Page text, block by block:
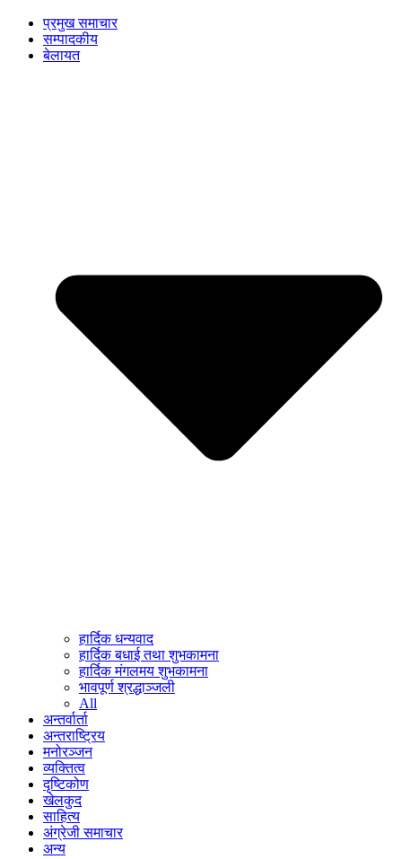
प्रमुख समाचार
सम्पादकीय
बेलायत
हार्दिक धन्यवाद
हार्दिक बधाई तथा शुभकामना
हार्दिक मंगलमय शुभकामना
भावपूर्ण श्रद्धाञ्जली
All
अन्तर्वार्ता
अन्तराष्ट्रिय
मनोरञ्जन
व्यक्तित्व
दृष्टिकोण
खेलकुद
साहित्य
अंग्रेजी समाचार
अन्य